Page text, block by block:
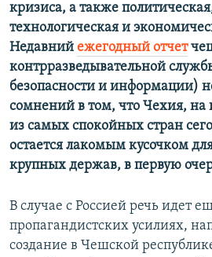
кризиса, а также
технологическая и
Недавний ежегодный отчет
контрразведывательной
безопасности и информации)
сомнений в том, что Чехия, на
из самых спокойных стран
остается лакомым кусочком
крупных держав, в первую
В случае с Россией речь идет
пропагандистских усилиях,
создание в Чешской